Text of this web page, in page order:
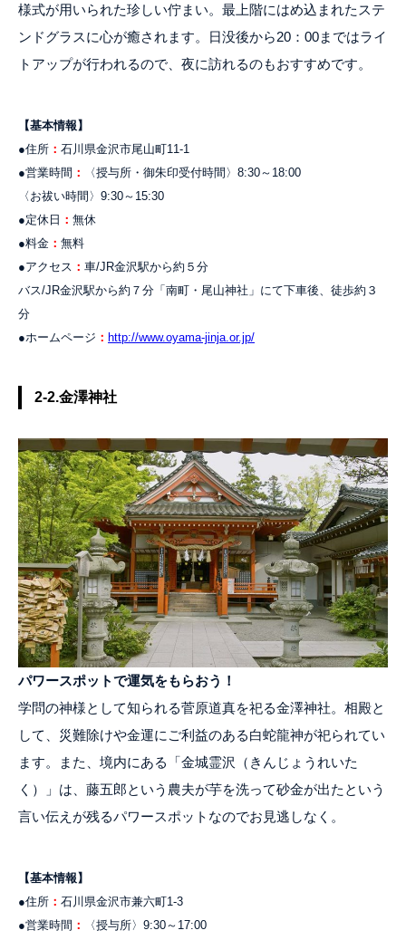
様式が用いられた珍しい佇まい。最上階にはめ込まれたステ
ンドグラスに心が癒されます。日没後から20：00まではライ
トアップが行われるので、夜に訪れるのもおすすめです。
【基本情報】
●住所 ： 石川県金沢市尾山町11-1
●営業時間 ：
〈授与所・御朱印受付時間〉8:30～18:00
〈お祓い時間〉9:30～15:30
●定休日 ： 無休
●料金 ： 無料
●アクセス ： 車/JR金沢駅から約５分
バス/JR金沢駅から約７分「南町・尾山神社」にて下車後、徒歩約３
分
●ホームページ ： http://www.oyama-jinja.or.jp/
2-2.金澤神社
パワースポットで運気をもらおう！
学問の神様として知られる菅原道真を祀る金澤神社。相殿と
して、災難除けや金運にご利益のある白蛇龍神が祀られてい
ます。また、境内にある「金城霊沢（きんじょうれいた
く）」は、藤五郎という農夫が芋を洗って砂金が出たという
言い伝えが残るパワースポットなのでお見逃しなく。
【基本情報】
●住所 ： 石川県金沢市兼六町1-3
●営業時間 ：
〈授与所〉9:30～17:00